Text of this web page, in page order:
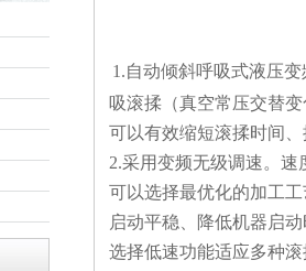
1.自动倾斜呼吸式液压
吸滚揉（真空常压交替
可以有效缩短滚揉时间
2.采用变频无级调速。速
可以选择最优化的加工
启动平稳、降低机器启
选择低速功能适应多种